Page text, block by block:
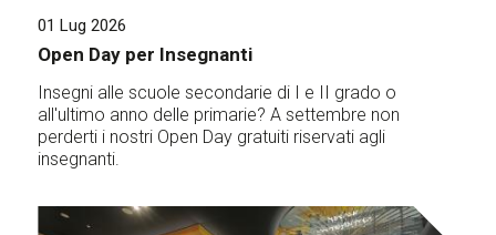
01 Lug 2026
Open Day per Insegnanti
Insegni alle scuole secondarie di I e II grado o
all'ultimo anno delle primarie? A settembre non
perderti i nostri Open Day gratuiti riservati agli
insegnanti.